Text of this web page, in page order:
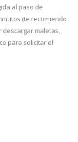
al paso de
(te recomiendo
descargar maletas,
para solicitar el